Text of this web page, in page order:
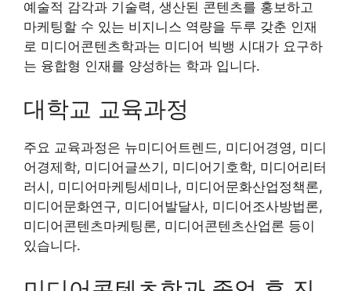
예술적 감각과 기술력, 생산된 콘텐츠를 홍보하고
마케팅할 수 있는 비지니스 역량을 두루 갖춘 인재
로 미디어콘텐츠학과는 미디어 빅뱅 시대가 요구하
는 융합형 인재를 양성하는 학과 입니다.
대학교 교육과정
주요 교육과정은 뉴미디어트렌드, 미디어경영, 미디
어경제학, 미디어글쓰기, 미디어기호학, 미디어리터
러시, 미디어마케팅세미나, 미디어문화산업정책론,
미디어문화연구, 미디어발달사, 미디어조사방법론,
미디어콘텐츠마케팅론, 미디어콘텐츠산업론 등이
있습니다.